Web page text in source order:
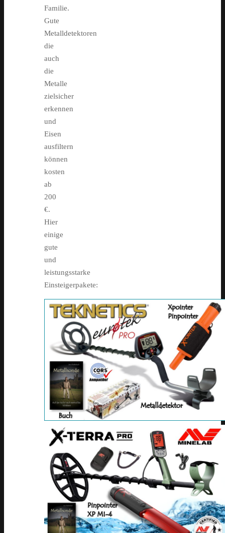
Familie.
Gute
Metalldetektoren
die
auch
die
Metalle
zielsicher
erkennen
und
Eisen
ausfiltern
können
kosten
ab
200
€.
Hier
einige
gute
und
leistungsstarke
Einsteigerpakete: